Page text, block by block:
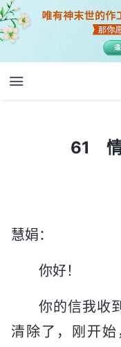
61 情
慧娟：
你好！
你的信我收
清除了，刚开